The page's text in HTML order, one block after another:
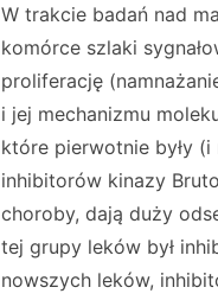
W trakcie badań nad
komórce szlaki
proliferację
i jej mechanizmu
które pierwotnie były
inhibitorów kinazy
choroby, dają duży
tej grupy leków był
nowszych leków,